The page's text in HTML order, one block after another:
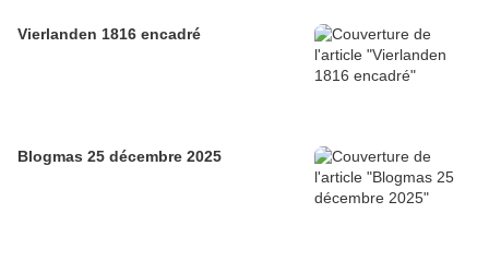
Vierlanden 1816 encadré
Blogmas 25 décembre 2025